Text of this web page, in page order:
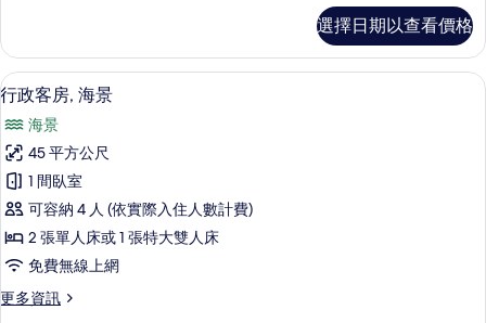
有
相
片
套
房,
海
景
的
詳
情
選擇日期以查看價格
顯
示
行
政
客
房,
海
景
的
低過敏寢具、客房內保險箱、書桌、
7
行政客房, 海景
海景
45 平方公尺
1 間臥室
可容納 4 人 (依實際入住人數計費)
2 張單人床或 1 張特大雙人床
免費無線上網
更多資訊
更